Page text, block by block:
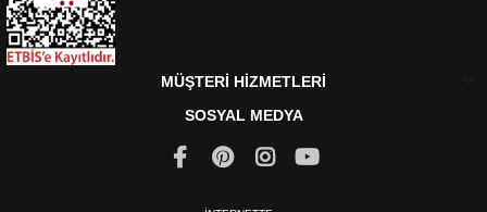
MÜŞTERİ HİZMETLERİ
SOSYAL MEDYA